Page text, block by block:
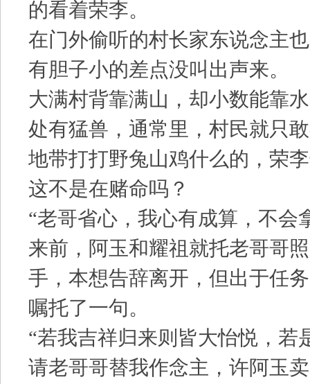
的看着荣李。
在门外偷听的村长家东说念主
有胆子小的差点没叫出声来。
大满村背靠满山，却小数能靠
处有猛兽，通常里，村民就只
地带打打野兔山鸡什么的，荣
这不是在赌命吗？
“老哥省心，我心有成算，不会
来前，阿玉和耀祖就托老哥哥
手，本想告辞离开，但出于任
嘱托了一句。
“若我吉祥归来则皆大怡悦，若
请老哥哥替我作念主，许阿玉